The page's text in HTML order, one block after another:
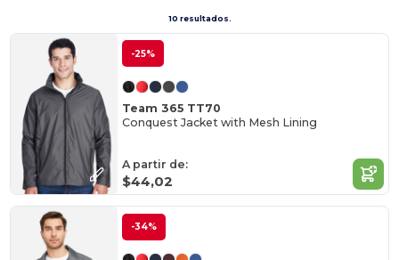
10 resultados.
-25%
Team 365 TT70
Conquest Jacket with Mesh Lining
A partir de:
$44,02
-34%